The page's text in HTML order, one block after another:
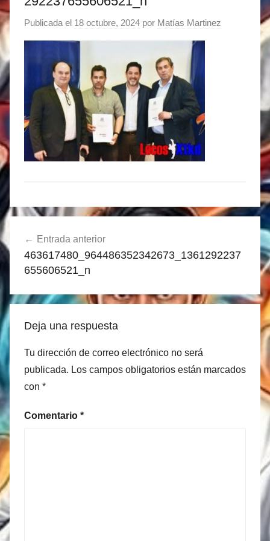
Publicada el 18 octubre, 2024 por Matías Martinez
de
entradas
Entrada anterior
463617480_964486352342673_1361292237
655606521_n
Deja una respuesta
Tu dirección de correo electrónico no será
publicada. Los campos obligatorios están marcados
con *
Comentario *